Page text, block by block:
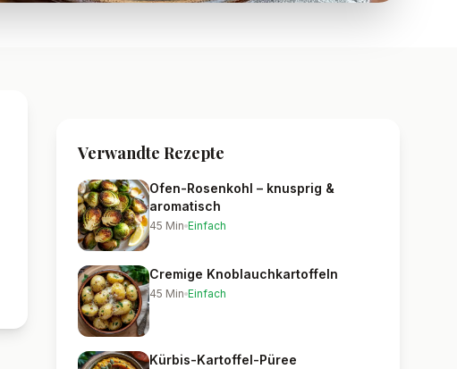
Verwandte Rezepte
Ofen-Rosenkohl – knusprig &
aromatisch
45 Min Einfach
Cremige Knoblauchkartoffeln
45 Min Einfach
Kürbis-Kartoffel-Püree